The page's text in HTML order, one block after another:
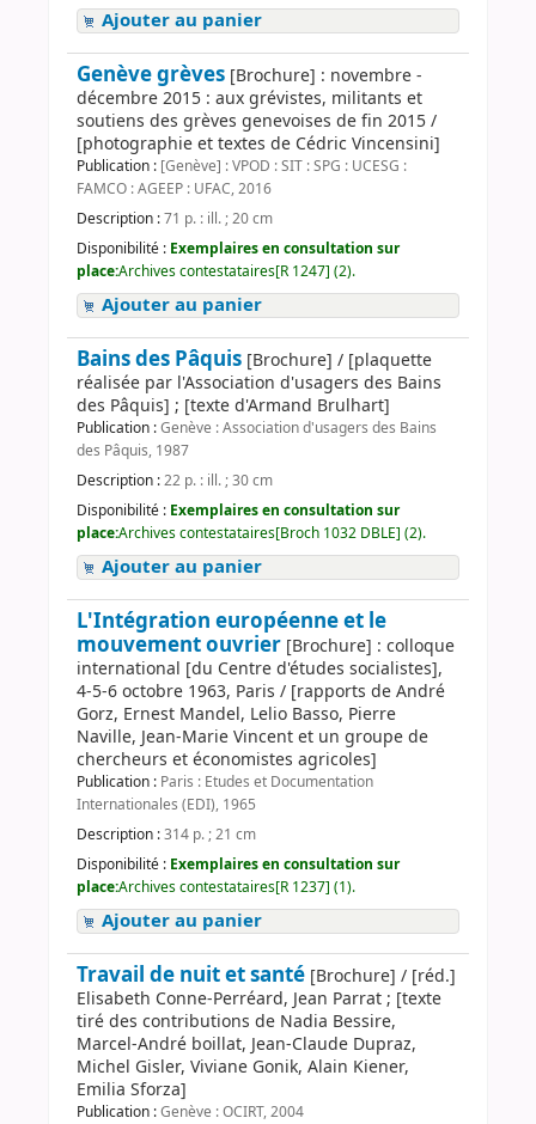
Ajouter au panier
Genève grèves [Brochure] : novembre -
décembre 2015 : aux grévistes, militants et
soutiens des grèves genevoises de fin 2015 /
[photographie et textes de Cédric Vincensini]
Publication : [Genève] : VPOD : SIT : SPG : UCESG :
FAMCO : AGEEP : UFAC, 2016
Description :71 p. : ill. ; 20 cm
Disponibilité : Exemplaires en consultation sur
place:Archives contestataires[R 1247] (2).
Ajouter au panier
Bains des Pâquis [Brochure] / [plaquette
réalisée par l'Association d'usagers des Bains
des Pâquis] ; [texte d'Armand Brulhart]
Publication :Genève : Association d'usagers des Bains
des Pâquis, 1987
Description :22 p. : ill. ; 30 cm
Disponibilité : Exemplaires en consultation sur
place:Archives contestataires[Broch 1032 DBLE] (2).
Ajouter au panier
L'Intégration européenne et le
mouvement ouvrier [Brochure] : colloque
international [du Centre d'études socialistes],
4-5-6 octobre 1963, Paris / [rapports de André
Gorz, Ernest Mandel, Lelio Basso, Pierre
Naville, Jean-Marie Vincent et un groupe de
chercheurs et économistes agricoles]
Publication : Paris : Etudes et Documentation
Internationales (EDI), 1965
Description :314 p. ; 21 cm
Disponibilité : Exemplaires en consultation sur
place:Archives contestataires[R 1237] (1).
Ajouter au panier
Travail de nuit et santé [Brochure] / [réd.]
Elisabeth Conne-Perréard, Jean Parrat ; [texte
tiré des contributions de Nadia Bessire,
Marcel-André boillat, Jean-Claude Dupraz,
Michel Gisler, Viviane Gonik, Alain Kiener,
Emilia Sforza]
Publication :Genève : OCIRT, 2004